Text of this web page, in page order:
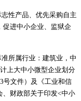
性产品、优先采购自主
促进中小企业、监狱企
所属行业：建筑业，中
上大中小微型企业划分
号文件）及《工业和信
、财政部关于印发<中小